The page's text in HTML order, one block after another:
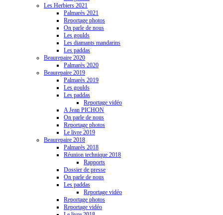
Les Herbiers 2021
Palmarès 2021
Reportage photos
On parle de nous
Les goulds
Les diamants mandarins
Les paddas
Beaurepaire 2020
Palmarès 2020
Beaurepaire 2019
Palmarès 2019
Les goulds
Les paddas
Reportage vidéo
A Jean PICHON
On parle de nous
Reportage photos
Le livre 2019
Beaurepaire 2018
Palmarès 2018
Réunion technique 2018
Rapports
Dossier de presse
On parle de nous
Les paddas
Reportage vidéo
Reportage photos
Reportage vidéo